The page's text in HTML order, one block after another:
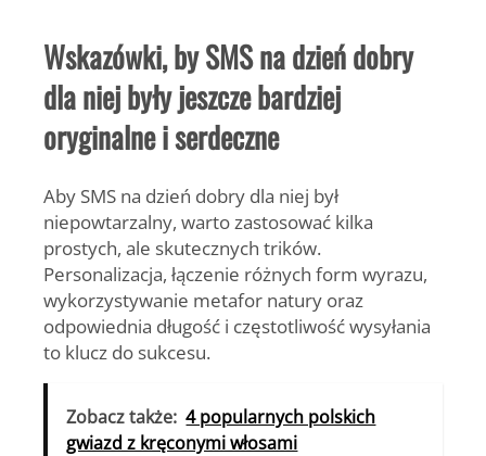
Wskazówki, by SMS na dzień dobry
dla niej były jeszcze bardziej
oryginalne i serdeczne
Aby SMS na dzień dobry dla niej był
niepowtarzalny, warto zastosować kilka
prostych, ale skutecznych trików.
Personalizacja, łączenie różnych form wyrazu,
wykorzystywanie metafor natury oraz
odpowiednia długość i częstotliwość wysyłania
to klucz do sukcesu.
Zobacz także: 4 popularnych polskich
gwiazd z kręconymi włosami